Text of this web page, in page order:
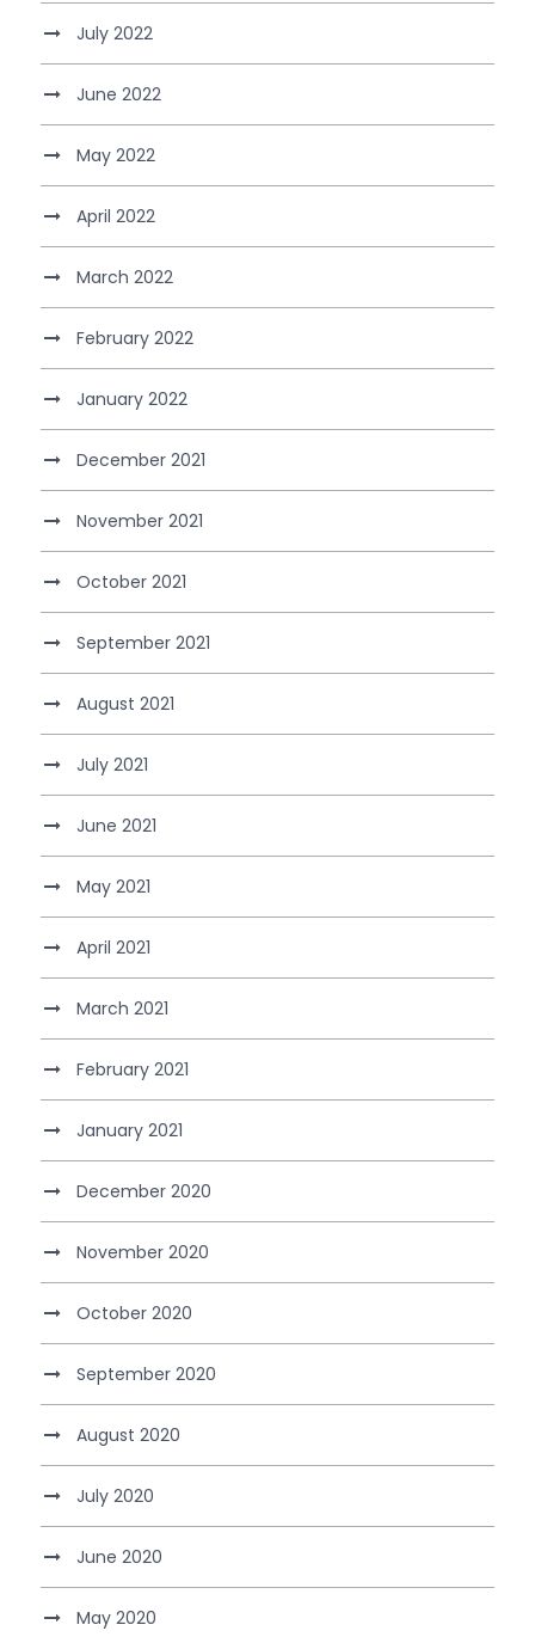
July 2022
June 2022
May 2022
April 2022
March 2022
February 2022
January 2022
December 2021
November 2021
October 2021
September 2021
August 2021
July 2021
June 2021
May 2021
April 2021
March 2021
February 2021
January 2021
December 2020
November 2020
October 2020
September 2020
August 2020
July 2020
June 2020
May 2020